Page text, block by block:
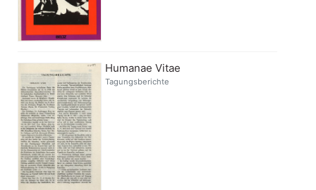
Humanae Vitae
Tagungsberichte